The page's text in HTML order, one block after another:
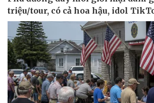
Hậu trường